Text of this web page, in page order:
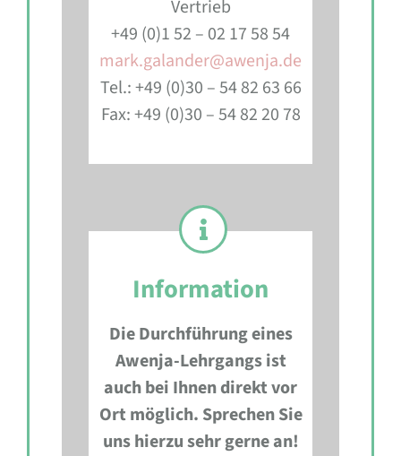
Vertrieb
+49 (0)1 52 – 02 17 58 54
mark.galander@awenja.de
Tel.: +49 (0)30 – 54 82 63 66
Fax: +49 (0)30 – 54 82 20 78
Information
Die Durchführung eines
Awenja-Lehrgangs ist
auch bei Ihnen direkt vor
Ort möglich. Sprechen Sie
uns hierzu sehr gerne an!